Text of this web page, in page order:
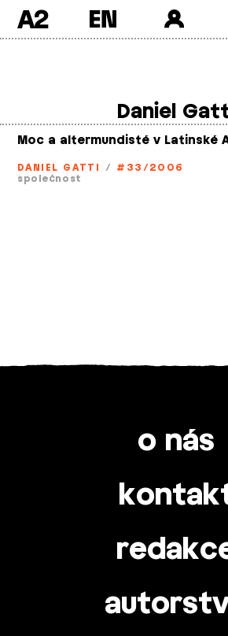
A2
Daniel
Moc a altermundisté v Latinské
DANIEL GATTI / #33/2006
společnost
o nás